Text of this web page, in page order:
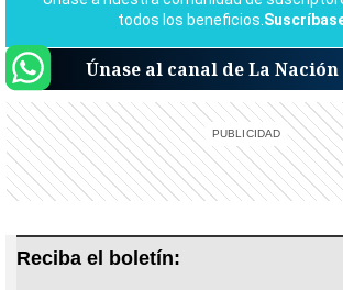
Únase al canal de La
Reciba el boletín: